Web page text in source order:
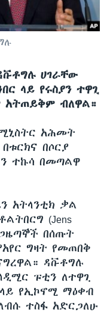
ሀገራቸው
ላይ የሩስያን ተዋጊ
አትጠይቅም ብለዋል።
አሕመት
በሶርያ
ተኩሳ በመጣልዋ
አትላንቲክ ቃል
(Jens
በሰጡት
ግዛት የመጠበቅ
ዳቩቶግሉ
ፑቲን ለተዋጊ
የኢኮኖሚ ማዕቀብ
ተስፋ አድርጋለሁ